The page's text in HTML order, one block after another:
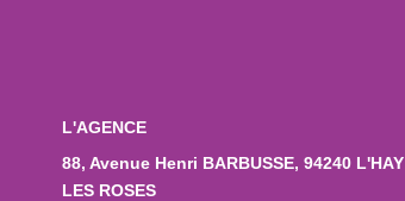
L'AGENCE
88, Avenue Henri BARBUSSE, 94240 L'HAY
LES ROSES